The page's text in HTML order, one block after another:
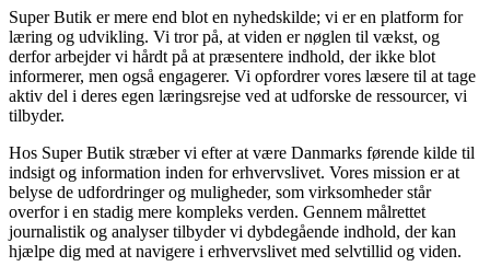
Super Butik er mere end blot en nyhedskilde; vi er en platform for
læring og udvikling. Vi tror på, at viden er nøglen til vækst, og
derfor arbejder vi hårdt på at præsentere indhold, der ikke blot
informerer, men også engagerer. Vi opfordrer vores læsere til at tage
aktiv del i deres egen læringsrejse ved at udforske de ressourcer, vi
tilbyder.
Hos Super Butik stræber vi efter at være Danmarks førende kilde til
indsigt og information inden for erhvervslivet. Vores mission er at
belyse de udfordringer og muligheder, som virksomheder står
overfor i en stadig mere kompleks verden. Gennem målrettet
journalistik og analyser tilbyder vi dybdegående indhold, der kan
hjælpe dig med at navigere i erhvervslivet med selvtillid og viden.